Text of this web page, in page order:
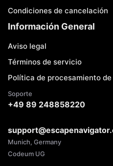
Condiciones de cancelación
Información General
Aviso legal
Términos de servicio
Política de procesamiento
Soporte
+49 89 248858220
Munich, Germany
Codeum UG